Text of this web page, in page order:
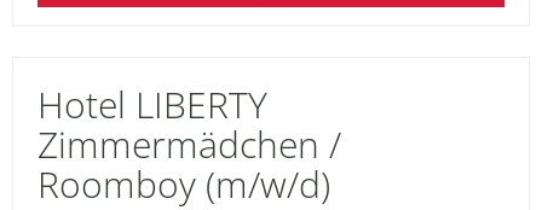
Hotel LIBERTY
Zimmermädchen /
Roomboy (m/w/d)